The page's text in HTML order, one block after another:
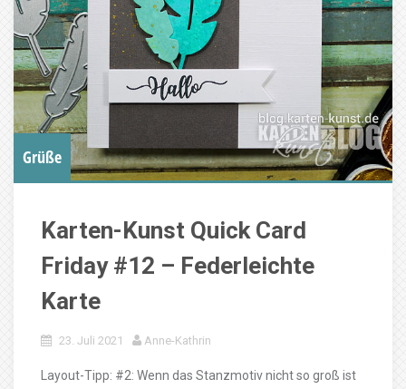
Grüße
Karten-Kunst Quick Card
Friday #12 – Federleichte
Karte
23. Juli 2021 Anne-Kathrin
Layout-Tipp: #2: Wenn das Stanzmotiv nicht so groß ist